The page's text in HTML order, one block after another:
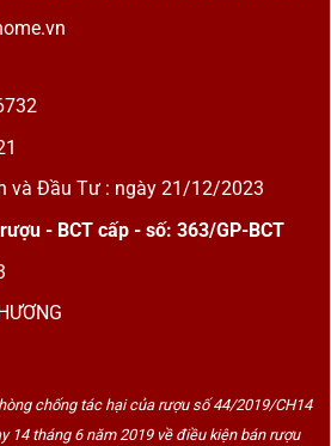
và Đầu Tư : ngày 21/12/2023
- BCT cấp - số: 363/GP-BCT
chống tác hại của rượu số 44/2019/CH14
14 tháng 6 năm 2019 về điều kiện bán rượu